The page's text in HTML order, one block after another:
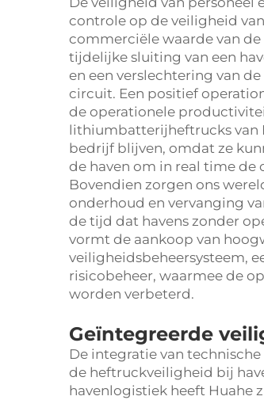
controle op de veiligheid
commerciële waarde van
tijdelijke sluiting van een
en een verslechtering van
circuit. Een positief
de operationele
lithiumbatterijheftrucks van
bedrijf blijven, omdat ze
de haven om in real time de
Bovendien zorgen ons
onderhoud en vervanging
de tijd dat havens zonder
vormt de aankoop van
veiligheidsbeheersysteem,
risicobeheer, waarmee de
worden verbeterd.
Geïntegreerde
De integratie van
de heftruckveiligheid bij
havenlogistiek heeft Huahe